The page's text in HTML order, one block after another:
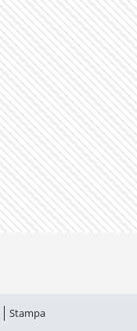
Stampa